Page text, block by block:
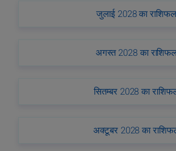
जुलाई 2028 का राशिफल
अगस्त 2028 का
सितम्बर 2028 का
अक्टूबर 2028 का